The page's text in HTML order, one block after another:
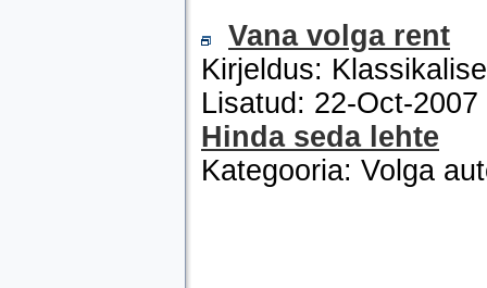
Vana volga rent
Kirjeldus:
Lisatud: 22-Oct-
Hinda seda lehte
Kategooria: Volga